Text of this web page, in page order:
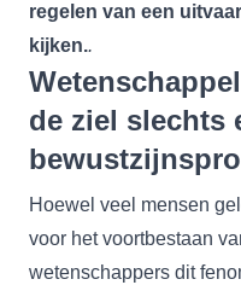
regelen van een
kijken..
de ziel slechts
Hoewel veel mensen
voor het voortbestaan
wetenschappers dit